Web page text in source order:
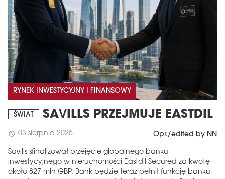
RYNEK INWESTYCYJNY I FINANSOWY
ŚWIAT SAVILLS PRZEJMUJE EASTDIL
schedule 03 sierpnia 2026 Opr./edited by NN
Savills sfinalizował przejęcie globalnego banku
inwestycyjnego w nieruchomości Eastdil Secured za kwotę
około 827 mln GBP. Bank będzie teraz pełnił funkcję banku